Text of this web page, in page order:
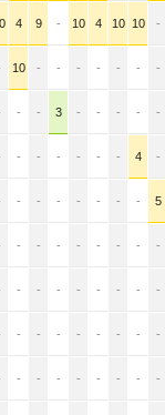
4 9 - 10 4 10 10 -
10 - - - - - - -
- - 3 - - - - -
- - - - - - 4 -
- - - - - - - 5
- - - - - - - -
- - - - - - - -
- - - - - - - -
- - - - - - - -